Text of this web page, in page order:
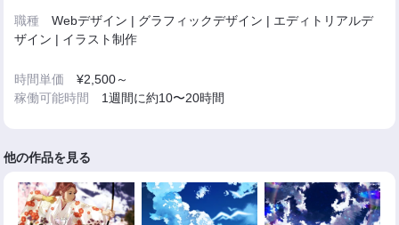
職種Webデザイン | グラフィックデザイン | エディトリアルデ
ザイン | イラスト制作
時間単価¥2,500～
稼働可能時間 1週間に約10〜20時間
他の作品を見る